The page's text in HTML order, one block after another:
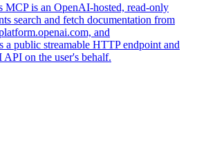
is an OpenAI-hosted, read-only
search and fetch documentation from
and
a public streamable HTTP endpoint and
on the user's behalf.